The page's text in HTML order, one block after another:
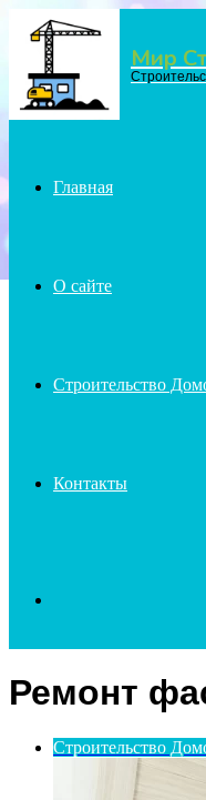
Menu Мир
Главная
О сайте
Строительство
Контакты
for
Ремонт
Строительство